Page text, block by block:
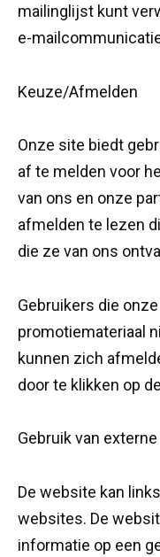
mailinglijst kunt
e-
Keuze/Afmelden
Onze site biedt
af te melden voor
van ons en onze
afmelden te lezen
die ze van ons
Gebruikers die
promotiemateriaal
kunnen zich
door te klikken op
Gebruik van
De website kan
websites. De
informatie op een